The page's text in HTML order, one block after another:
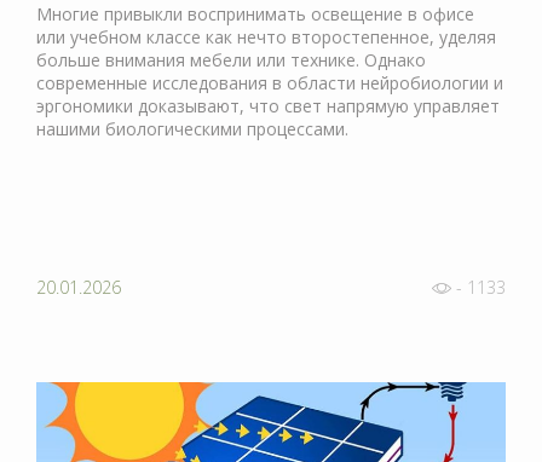
Многие привыкли воспринимать освещение в офисе
или учебном классе как нечто второстепенное, уделяя
больше внимания мебели или технике. Однако
современные исследования в области нейробиологии и
эргономики доказывают, что свет напрямую управляет
нашими биологическими процессами.
20.01.2026 - 1133